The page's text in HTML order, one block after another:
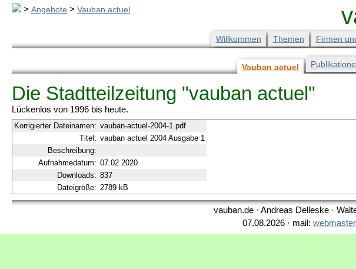
> Angebote > Vauban actuel
Willkommen Themen Firmen
Vauban actuel
Die Stadtteilzeitung "vauban actuel"
Lückenlos von 1996 bis heute.
Korrigierter Dateinamen: vauban-actuel-2004-1.pdf
Titel: vauban actuel 2004 Ausgabe 1
Beschreibung:
Aufnahmedatum: 07.02.2020
Downloads: 837
Dateigröße: 2789 kB
vauban.de · Andreas Delleske ·
07.08.2026 · mail: